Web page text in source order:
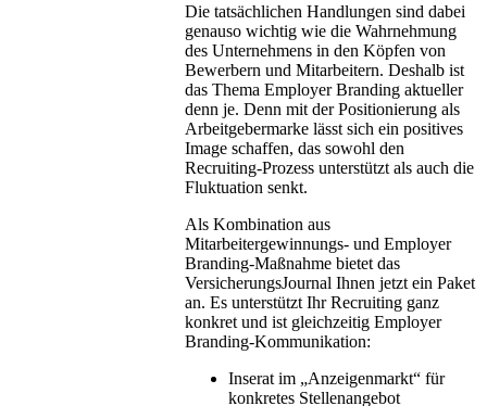
Die tatsächlichen Handlungen sind dabei
genauso wichtig wie die Wahrnehmung
des Unternehmens in den Köpfen von
Bewerbern und Mitarbeitern. Deshalb ist
das Thema Employer Branding aktueller
denn je. Denn mit der Positionierung als
Arbeitgebermarke lässt sich ein positives
Image schaffen, das sowohl den
Recruiting-Prozess unterstützt als auch die
Fluktuation senkt.
Als Kombination aus
Mitarbeitergewinnungs- und Employer
Branding-Maßnahme bietet das
VersicherungsJournal Ihnen jetzt ein Paket
an. Es unterstützt Ihr Recruiting ganz
konkret und ist gleichzeitig Employer
Branding-Kommunikation:
Inserat im „Anzeigenmarkt“ für
konkretes Stellenangebot